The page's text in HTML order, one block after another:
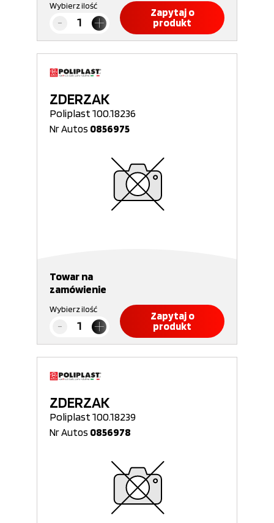
Wybierz ilość
Zapytaj o
produkt
ZDERZAK
Poliplast 100.18236
Nr Autos 0856975
Towar na
zamówienie
Wybierz ilość
Zapytaj o
produkt
ZDERZAK
Poliplast 100.18239
Nr Autos 0856978